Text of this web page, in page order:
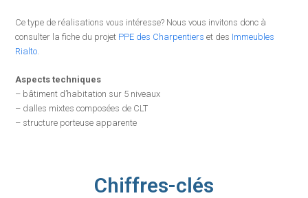
Ce type de réalisations vous intéresse? Nous vous invitons donc à
consulter la fiche du projet PPE des Charpentiers et des Immeubles
Rialto.
Aspects techniques
– bâtiment d’habitation sur 5 niveaux
– dalles mixtes composées de CLT
– structure porteuse apparente
Chiffres-clés